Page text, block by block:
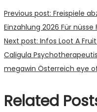
Previous post: Freispiele
Einzahlung 2026 Für nüsse
Next post: Infos Loot A
Caligula
megawin Österreich eye
Related